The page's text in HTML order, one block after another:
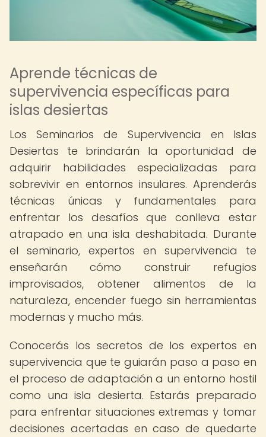
Aprende técnicas de
supervivencia específicas para
islas desiertas
Los Seminarios de Supervivencia en Islas
Desiertas te brindarán la oportunidad de
adquirir habilidades especializadas para
sobrevivir en entornos insulares. Aprenderás
técnicas únicas y fundamentales para
enfrentar los desafíos que conlleva estar
atrapado en una isla deshabitada. Durante
el seminario, expertos en supervivencia te
enseñarán cómo construir refugios
improvisados, obtener alimentos de la
naturaleza, encender fuego sin herramientas
modernas y mucho más.
Conocerás los secretos de los expertos en
supervivencia que te guiarán paso a paso en
el proceso de adaptación a un entorno hostil
como una isla desierta. Estarás preparado
para enfrentar situaciones extremas y tomar
decisiones acertadas en caso de quedarte